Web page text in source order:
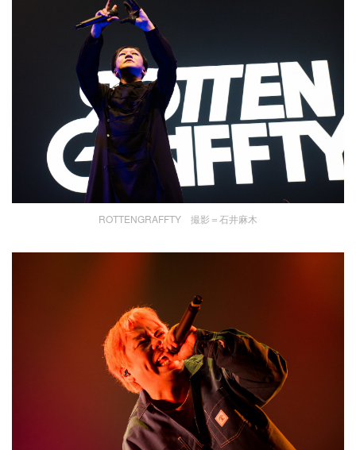
ROTTENGRAFFTY 撮影＝石井麻木